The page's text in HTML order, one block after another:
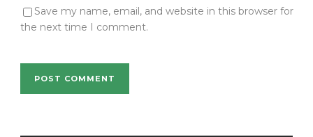
Save my name, email, and website in this browser for
the next time I comment.